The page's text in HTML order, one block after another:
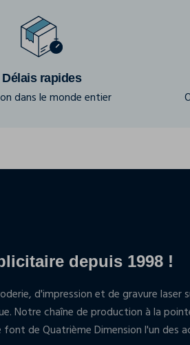
Délais rapides
dans le monde entier
depuis 1998 !
d'impression et de gravure laser
Notre chaîne de production à la
de Quatrième Dimension l'un des